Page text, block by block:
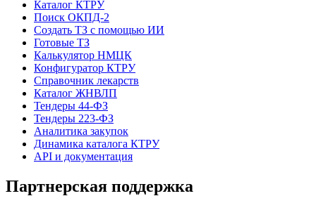
Каталог КТРУ
Поиск ОКПД-2
Создать ТЗ с помощью ИИ
Готовые ТЗ
Калькулятор НМЦК
Конфигуратор КТРУ
Справочник лекарств
Каталог ЖНВЛП
Тендеры 44-ФЗ
Тендеры 223-ФЗ
Аналитика закупок
Динамика каталога КТРУ
API и документация
Партнерская поддержка